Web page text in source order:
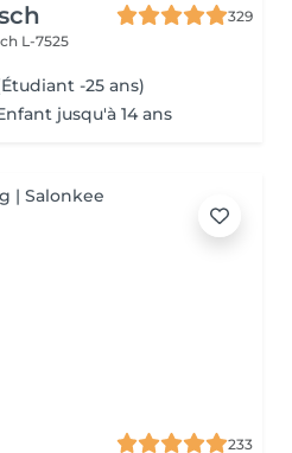
329
L-7525
-25 ans)
jusqu'à 14 ans
233